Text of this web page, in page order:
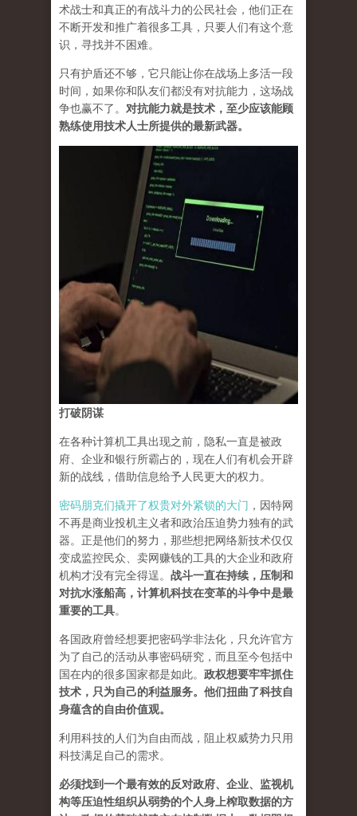
术战士和真正的有战斗力的公民社会，他们正在
不断开发和推广着很多工具，只要人们有这个意
识，寻找并不困难。
只有护盾还不够，它只能让你在战场上多活一段
时间，如果你和队友们都没有对抗能力，这场战
争也赢不了。 对抗能力就是技术，至少应该能顾
熟练使用技术人士所提供的最新武器。
打破阴谋
在各种计算机工具出现之前，隐私一直是被政
府、企业和银行所霸占的，现在人们有机会开辟
新的战线，借助信息给予人民更大的权力。
密码朋克们撬开了权贵对外紧锁的大门 ，因特网
不再是商业投机主义者和政治压迫势力独有的武
器。正是他们的努力，那些想把网络新技术仅仅
变成监控民众、卖网赚钱的工具的大企业和政府
机构才没有完全得逞。 战斗一直在持续，压制和
对抗水涨船高，计算机科技在变革的斗争中是最
重要的工具。
各国政府曾经想要把密码学非法化，只允许官方
为了自己的活动从事密码研究，而且至今包括中
国在内的很多国家都是如此。 政权想要牢牢抓住
技术，只为自己的利益服务。他们扭曲了科技自
身蕴含的自由价值观。
利用科技的人们为自由而战，阻止权威势力只用
科技满足自己的需求。
必须找到一个最有效的反对政府、企业、监视机
构等压迫性组织从弱势的个人身上榨取数据的方